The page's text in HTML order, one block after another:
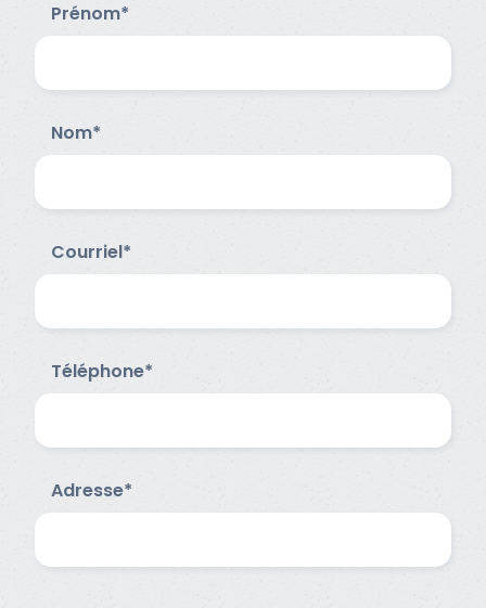
Prénom*
Nom*
Courriel*
Téléphone*
Adresse*